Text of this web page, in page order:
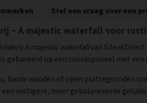
Stel een vraag over een
– A majestic waterfall voor
A majestic waterfallvan SilentDirect
gebaseerd op een canvaspaneel met
harde wanden of open plattegronden
rustigere, meer gebalanceerde